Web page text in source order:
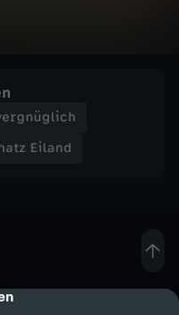
Eiland